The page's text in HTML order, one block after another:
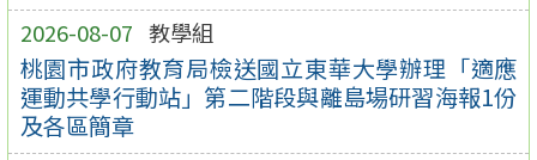
2026-08-07 教學組
桃園市政府教育局檢送國立東華大學辦理「適應
運動共學行動站」第二階段與離島場研習海報1份
及各區簡章